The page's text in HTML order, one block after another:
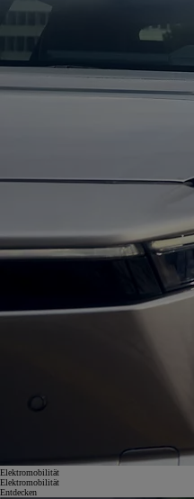
Elektromobilität
Elektromobilität
Entdecken